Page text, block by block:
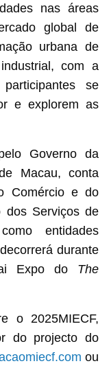
nas áreas
global de
urbana de
com a
se
e explorem as
Governo da
Macau, conta
Comércio e do
dos Serviços de
entidades
durante
Expo do The
o 2025MIECF,
do projecto do
ou